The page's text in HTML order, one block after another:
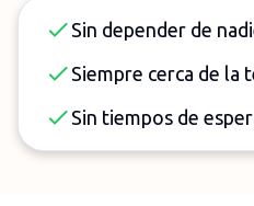
Sin depender de
Siempre cerca de la
Sin tiempos de